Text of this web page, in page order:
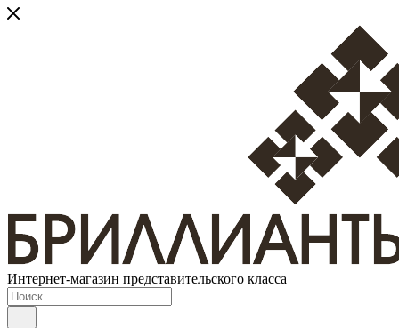
Интернет-магазин представительского класса